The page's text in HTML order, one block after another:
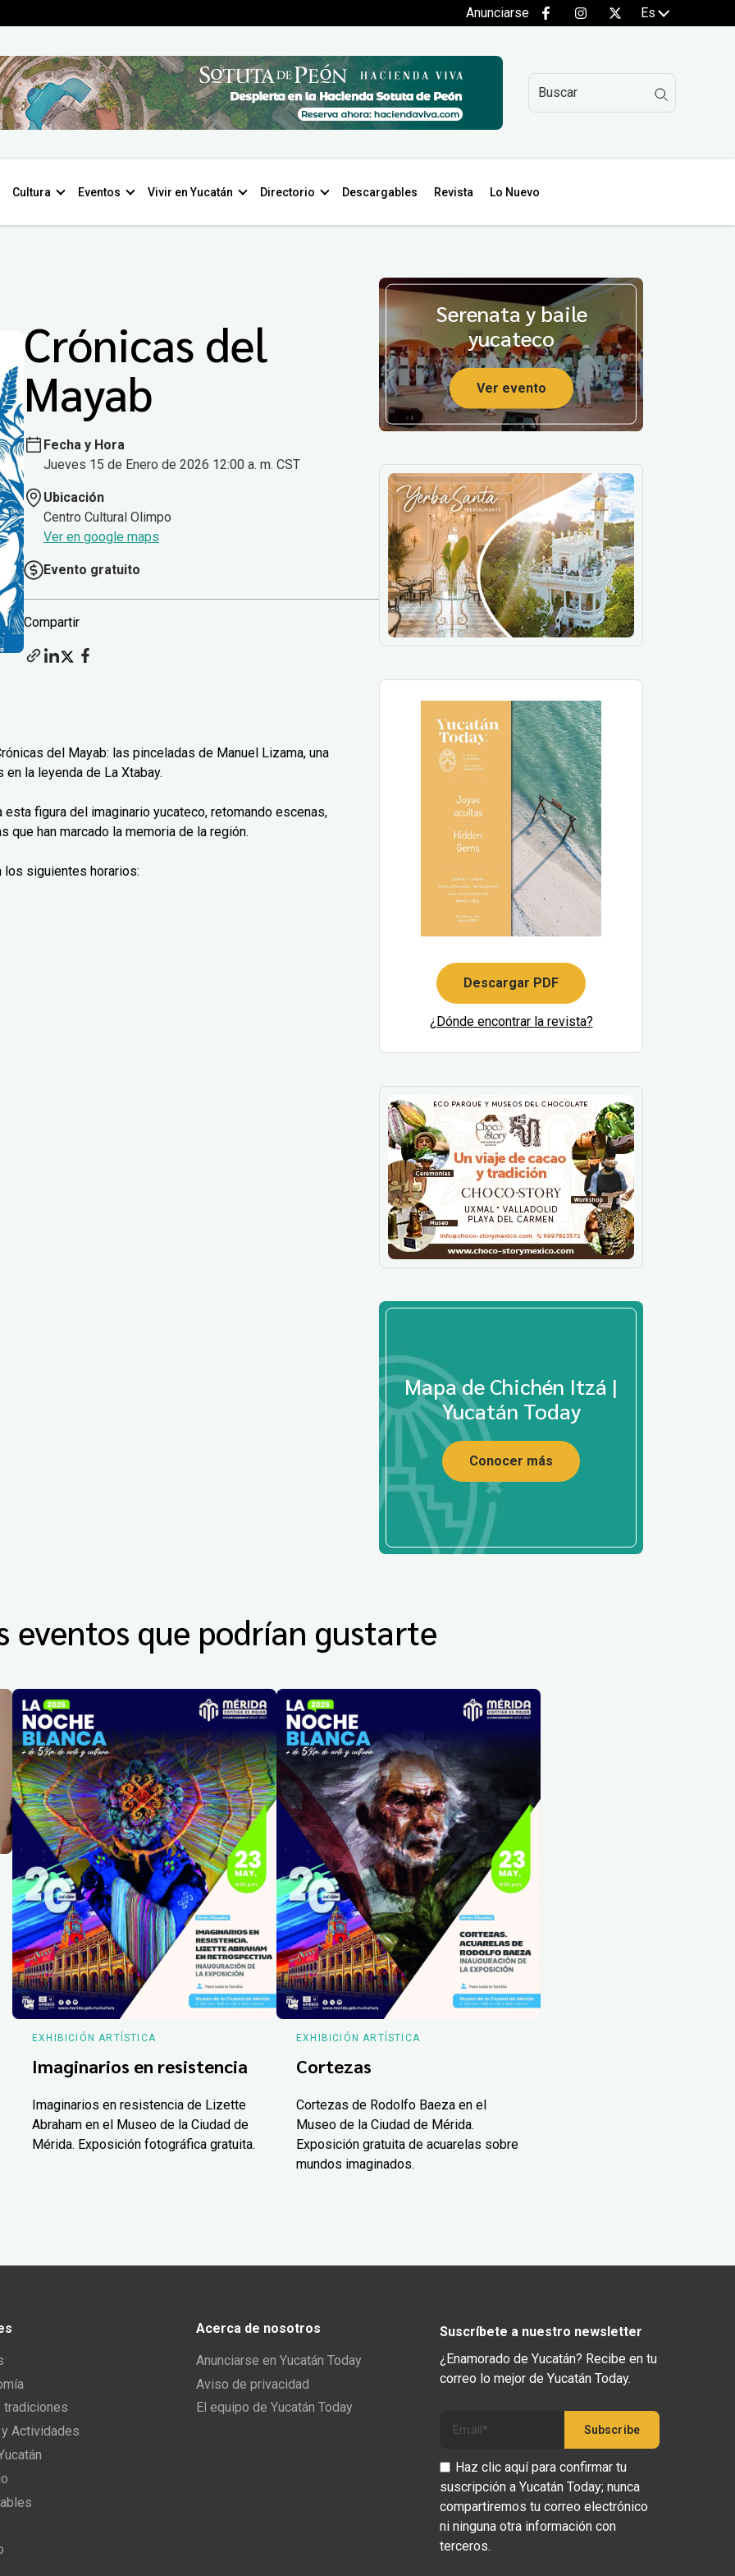
Anunciarse Es
Cultura Eventos Vivir en Yucatán Directorio Descargables Revista Lo Nuevo
Crónicas del
Mayab
Fecha y Hora
Jueves 15 de Enero de 2026 12:00 a. m. CST
Ubicación
Centro Cultural Olimpo
Ver en google maps
Evento gratuito
Compartir
del Mayab: las pinceladas de Manuel Lizama, una
la leyenda de La Xtabay.
figura del imaginario yucateco, retomando escenas,
han marcado la memoria de la región.
siguientes horarios:
Serenata y baile
yucateco
Ver evento
Descargar PDF
¿Dónde encontrar la revista?
Mapa de Chichén Itzá |
Yucatán Today
Conocer más
eventos que podrían gustarte
EXHIBICIÓN ARTÍSTICA
Imaginarios en resistencia
Imaginarios en resistencia de Lizette
Abraham en el Museo de la Ciudad de
Mérida. Exposición fotográfica gratuita.
EXHIBICIÓN ARTÍSTICA
Cortezas
Cortezas de Rodolfo Baeza en el
Museo de la Ciudad de Mérida.
Exposición gratuita de acuarelas sobre
mundos imaginados.
tradiciones
Actividades
Acerca de nosotros
Anunciarse en Yucatán Today
Aviso de privacidad
El equipo de Yucatán Today
Suscríbete a nuestro newsletter
¿Enamorado de Yucatán? Recibe en tu
correo lo mejor de Yucatán Today.
Haz clic aquí para confirmar tu
suscripción a Yucatán Today; nunca
compartiremos tu correo electrónico
ni ninguna otra información con
terceros.